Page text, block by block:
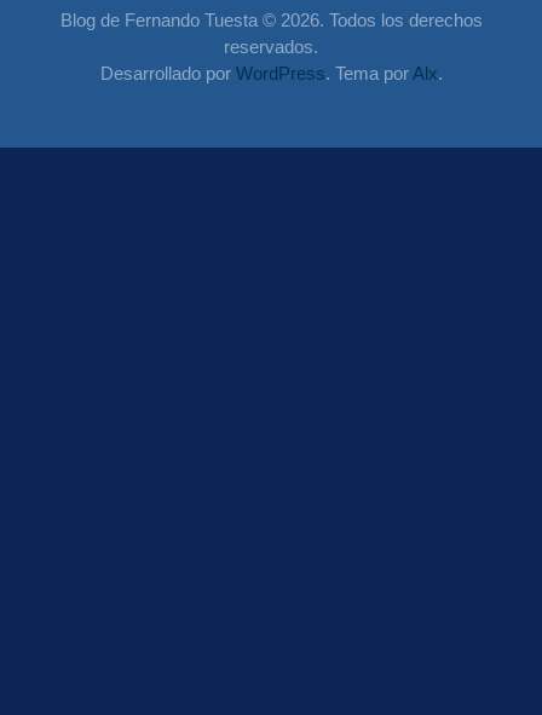
Blog de Fernando Tuesta © 2026. Todos los derechos
reservados.
Desarrollado por WordPress. Tema porAlx.